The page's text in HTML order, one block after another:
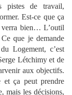
pistes de travail,
Est-ce que ça
verra bien… L’outil
que je demande
Logement, c’est
Létchimy et de
aux objectifs.
et ça peut prendre
mais les décisions,